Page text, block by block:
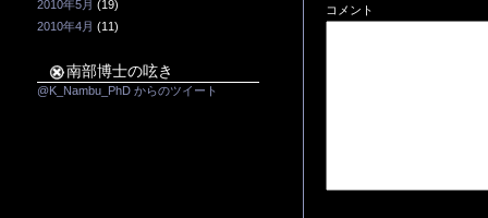
2010年5月 (19)
2010年4月 (11)
南部博士の呟き
@K_Nambu_PhD からのツイート
コメント